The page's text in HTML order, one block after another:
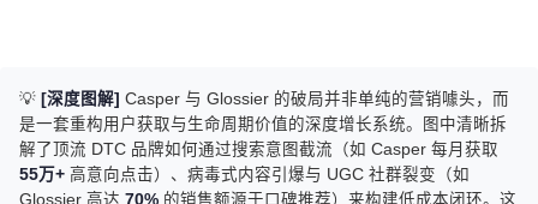
💡 [深度图解] Casper 与 Glossier 的破局并非单纯的营销噱头，而
是一套重构用户获取与生命周期价值的深度增长系统。图中清晰拆
解了顶流 DTC 品牌如何通过搜索意图截流（如 Casper 每月获取
55万+ 高意向点击）、病毒式内容引爆与 UGC 社群裂变（如
Glossier 高达 70% 的销售额源于口碑推荐）来构建低成本闭环。这